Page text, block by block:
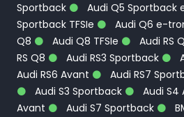
Sportback
Audi Q5 Sportback
Sportback TFSIe
Audi Q6 e-
Q8
Audi Q8 TFSIe Audi RS
RS Q8
Audi RS3 Sportback
Audi RS6 Avant
Audi RS7
Audi S3 Sportback
Audi S4
Avant
Audi S7 Sportback